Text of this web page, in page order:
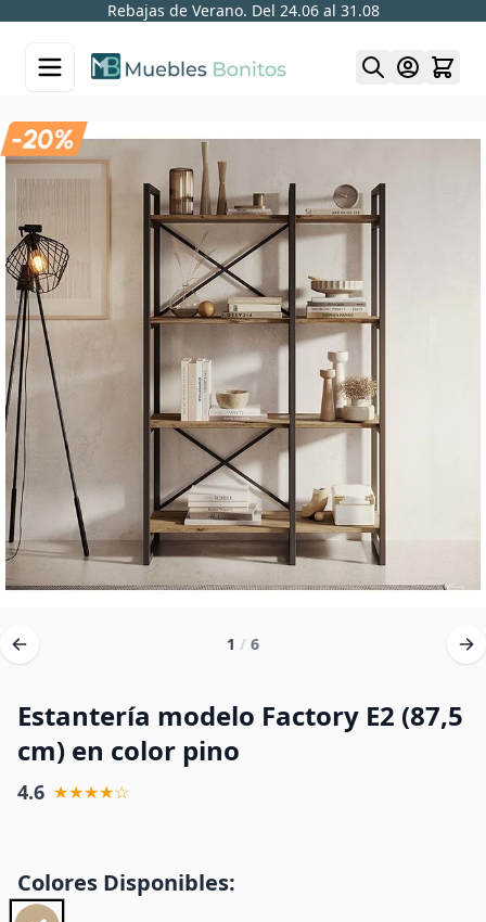
Rebajas de Verano. Del 24.06 al 31.08
1 / 6
Estantería modelo Factory E2 (87,5
cm) en color pino
4.6 ★★★★☆
Colores Disponibles: